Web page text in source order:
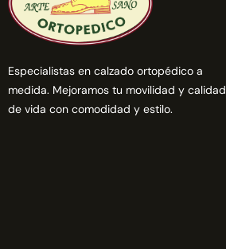
Especialistas en calzado ortopédico a
medida. Mejoramos tu movilidad y calidad
de vida con comodidad y estilo.